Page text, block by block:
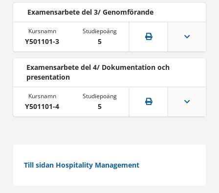
Examensarbete del 3/ Genomförande
Y501101-3 5
Examensarbete del 4/ Dokumentation och
presentation
Y501101-4 5
Till sidan Hospitality Management